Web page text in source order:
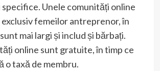
Unele comunități online
femeilor antreprenor, în
mai largi și includ și bărbați.
online sunt gratuite, în timp ce
o taxă de membru.